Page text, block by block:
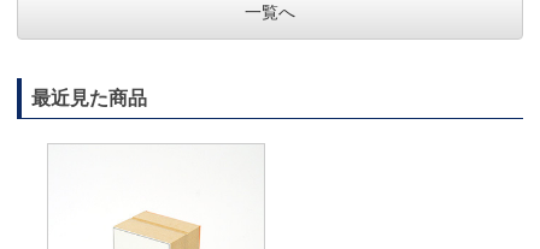
一覧へ
最近見た商品